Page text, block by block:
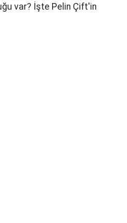
var? İşte Pelin Çift'in